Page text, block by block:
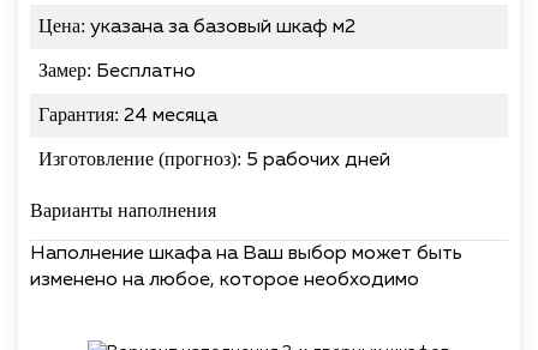
Цена: указана за базовый шкаф м2
Замер: Бесплатно
Гарантия: 24 месяца
Изготовление (прогноз): 5 рабочих дней
Варианты наполнения
Наполнение шкафа на Ваш выбор может быть
изменено на любое, которое необходимо